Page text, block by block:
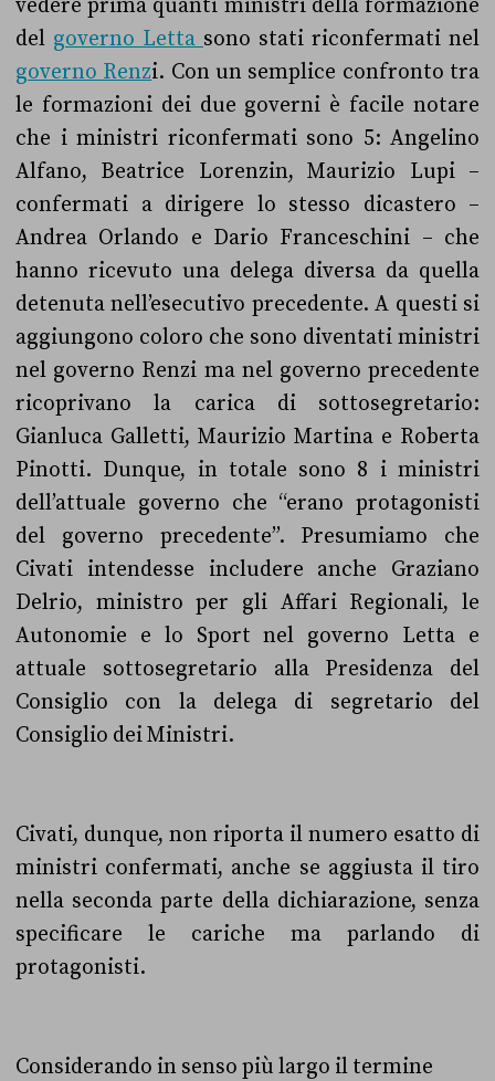
vedere prima quanti ministri della formazione
del governo Letta sono stati riconfermati nel
governo Renzi. Con un semplice confronto tra
le formazioni dei due governi è facile notare
che i ministri riconfermati sono 5: Angelino
Alfano, Beatrice Lorenzin, Maurizio Lupi –
confermati a dirigere lo stesso dicastero –
Andrea Orlando e Dario Franceschini – che
hanno ricevuto una delega diversa da quella
detenuta nell’esecutivo precedente. A questi si
aggiungono coloro che sono diventati ministri
nel governo Renzi ma nel governo precedente
ricoprivano la carica di sottosegretario:
Gianluca Galletti, Maurizio Martina e Roberta
Pinotti. Dunque, in totale sono 8 i ministri
dell’attuale governo che “erano protagonisti
del governo precedente”. Presumiamo che
Civati intendesse includere anche Graziano
Delrio, ministro per gli Affari Regionali, le
Autonomie e lo Sport nel governo Letta e
attuale sottosegretario alla Presidenza del
Consiglio con la delega di segretario del
Consiglio dei Ministri.
Civati, dunque, non riporta il numero esatto di
ministri confermati, anche se aggiusta il tiro
nella seconda parte della dichiarazione, senza
specificare le cariche ma parlando di
protagonisti.
Considerando in senso più largo il termine